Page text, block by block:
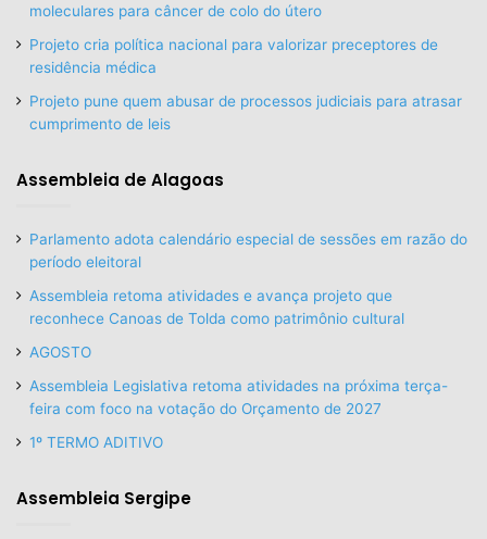
moleculares para câncer de colo do útero
Projeto cria política nacional para valorizar preceptores de
residência médica
Projeto pune quem abusar de processos judiciais para atrasar
cumprimento de leis
Assembleia de Alagoas
Parlamento adota calendário especial de sessões em razão do
período eleitoral
Assembleia retoma atividades e avança projeto que
reconhece Canoas de Tolda como patrimônio cultural
AGOSTO
Assembleia Legislativa retoma atividades na próxima terça-
feira com foco na votação do Orçamento de 2027
1º TERMO ADITIVO
Assembleia Sergipe